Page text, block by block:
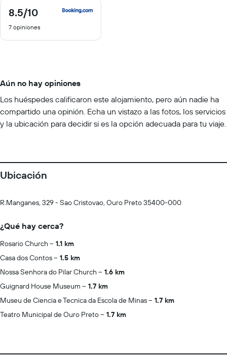
8.5/10
8.5
10
7 opiniones
Aún no hay opiniones
Los huéspedes calificaron este alojamiento, pero aún nadie ha
compartido una opinión. Echa un vistazo a las fotos, los servicios
y la ubicación para decidir si es la opción adecuada para tu viaje.
Ubicación
R.Manganes, 329 - Sao Cristovao, Ouro Preto 35400-000
¿Qué hay cerca?
Rosario Church
1.1 km
Casa dos Contos
1.5 km
Nossa Senhora do Pilar Church
1.6 km
Guignard House Museum
1.7 km
Museu de Ciencia e Tecnica da Escola de Minas
1.7 km
Teatro Municipal de Ouro Preto
1.7 km